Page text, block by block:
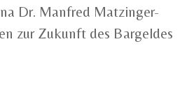
Dr. Manfred Matzinger-
zur Zukunft des Bargeldes